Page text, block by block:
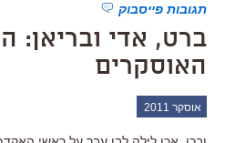
תגובות פייסבוק
ברט, אדי ובריאן:
האוסקרים
אוסקר 2011